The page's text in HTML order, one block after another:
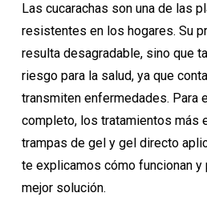
Las cucarachas son una de las
resistentes en los hogares. Su
resulta desagradable, sino que
riesgo para la salud, ya que
transmiten enfermedades. Para
completo, los tratamientos más
trampas de gel y gel directo
te explicamos cómo funcionan y
mejor solución.